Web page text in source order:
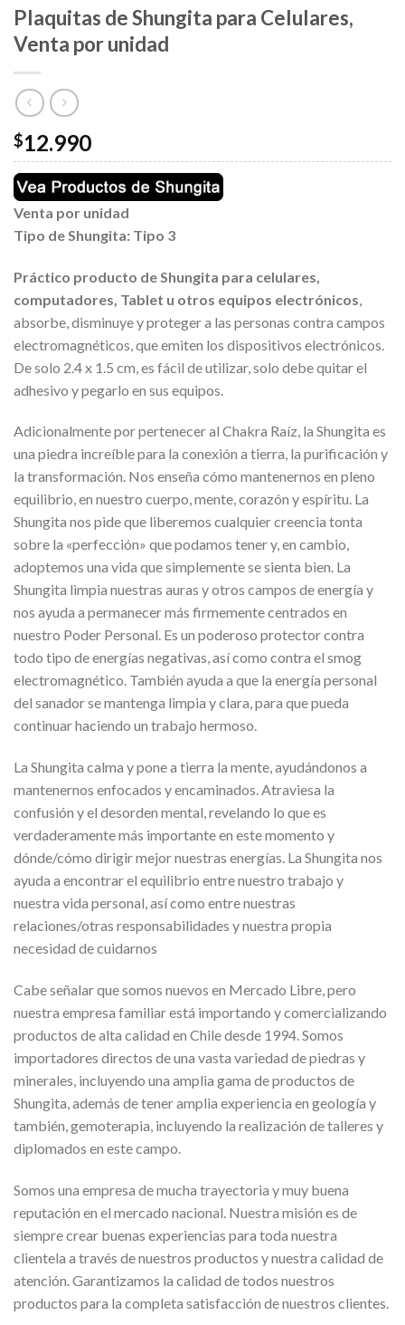
Plaquitas de Shungita para Celulares,
Venta por unidad
$12.990
Venta por unidad
Tipo de Shungita: Tipo 3
Práctico producto de Shungita para celulares,
computadores, Tablet u otros equipos electrónicos
absorbe, disminuye y proteger a las personas contra campos
electromagnéticos, que emiten los dispositivos electrónicos.
De solo 2.4 x 1.5 cm, es fácil de utilizar, solo debe quitar el
adhesivo y pegarlo en sus equipos.
Adicionalmente por pertenecer al Chakra Raíz, la Shungita es
una piedra increíble para la conexión a tierra, la purificación y
la transformación. Nos enseña cómo mantenernos en pleno
equilibrio, en nuestro cuerpo, mente, corazón y espíritu. La
Shungita nos pide que liberemos cualquier creencia tonta
sobre la «perfección» que podamos tener y, en cambio,
adoptemos una vida que simplemente se sienta bien. La
Shungita limpia nuestras auras y otros campos de energía y
nos ayuda a permanecer más firmemente centrados en
nuestro Poder Personal. Es un poderoso protector contra
todo tipo de energías negativas, así como contra el smog
electromagnético. También ayuda a que la energía personal
del sanador se mantenga limpia y clara, para que pueda
continuar haciendo un trabajo hermoso.
La Shungita calma y pone a tierra la mente, ayudándonos a
mantenernos enfocados y encaminados. Atraviesa la
confusión y el desorden mental, revelando lo que es
verdaderamente más importante en este momento y
dónde/cómo dirigir mejor nuestras energías. La Shungita nos
ayuda a encontrar el equilibrio entre nuestro trabajo y
nuestra vida personal, así como entre nuestras
relaciones/otras responsabilidades y nuestra propia
necesidad de cuidarnos
Cabe señalar que somos nuevos en Mercado Libre, pero
nuestra empresa familiar está importando y comercializando
productos de alta calidad en Chile desde 1994. Somos
importadores directos de una vasta variedad de piedras y
minerales, incluyendo una amplia gama de productos de
Shungita, además de tener amplia experiencia en geología y
también, gemoterapia, incluyendo la realización de talleres y
diplomados en este campo.
Somos una empresa de mucha trayectoria y muy buena
reputación en el mercado nacional. Nuestra misión es de
siempre crear buenas experiencias para toda nuestra
clientela a través de nuestros productos y nuestra calidad de
atención. Garantizamos la calidad de todos nuestros
productos para la completa satisfacción de nuestros clientes.